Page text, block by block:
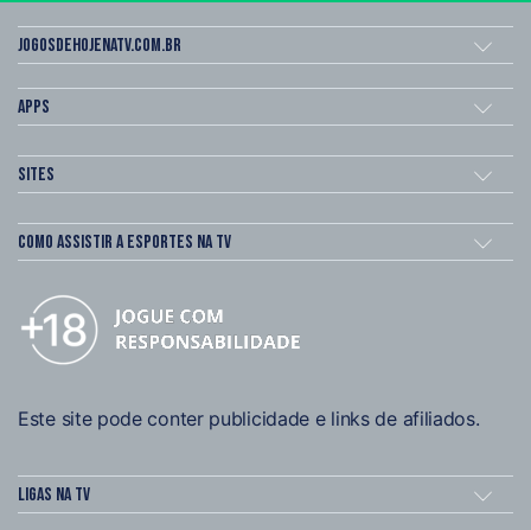
Jogosdehojenatv.com.br
Apps
Sites
Como assistir a esportes na TV
Este site pode conter publicidade e links de afiliados.
Ligas na TV